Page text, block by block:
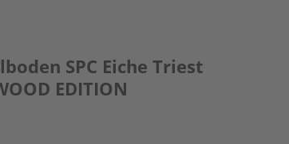
SPC Eiche Triest
EDITION